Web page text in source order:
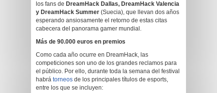
los fans de DreamHack Dallas, DreamHack Valencia
y DreamHack Summer (Suecia), que llevan dos años
esperando ansiosamente el retorno de estas citas
cabecera del panorama gamer mundial.
Más de 90.000 euros en premios
Como cada año ocurre en DreamHack, las
competiciones son uno de los grandes reclamos para
el público. Por ello, durante toda la semana del festival
habrá torneos de los principales títulos de esports,
entre los que se incluyen: